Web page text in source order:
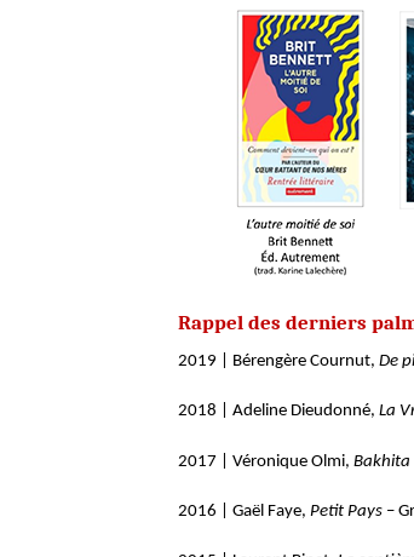
Rappel des derniers
2019 | Bérengère Cournut, De
2018 | Adeline Dieudonné, La
2017 | Véronique Olmi, Bakhita
2016 | Gaël Faye, Petit Pays –